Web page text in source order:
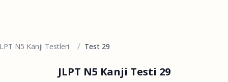
N5 Kanji Testleri / Test 29
JLPT N5 Kanji Testi 29